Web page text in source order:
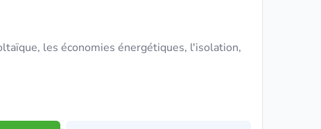
les économies énergétiques, l'isolation,